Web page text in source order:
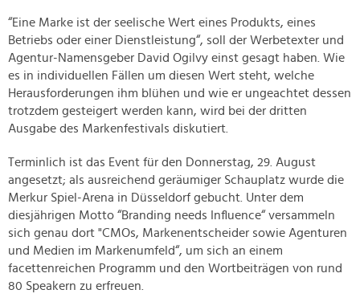
“Eine Marke ist der seelische Wert eines Produkts, eines
Betriebs oder einer Dienstleistung“, soll der Werbetexter und
Agentur-Namensgeber David Ogilvy einst gesagt haben. Wie
es in individuellen Fällen um diesen Wert steht, welche
Herausforderungen ihm blühen und wie er ungeachtet dessen
trotzdem gesteigert werden kann, wird bei der dritten
Ausgabe des Markenfestivals diskutiert.
Terminlich ist das Event für den Donnerstag, 29. August
angesetzt; als ausreichend geräumiger Schauplatz wurde die
Merkur Spiel-Arena in Düsseldorf gebucht. Unter dem
diesjährigen Motto “Branding needs Influence“ versammeln
sich genau dort "CMOs, Markenentscheider sowie Agenturen
und Medien im Markenumfeld“, um sich an einem
facettenreichen Programm und den Wortbeiträgen von rund
80 Speakern zu erfreuen.